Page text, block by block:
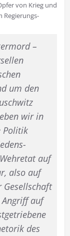
von Krieg und
Regierungs-
–
um den
wir in
Politik
auf
also auf
Gesellschaft
auf
des